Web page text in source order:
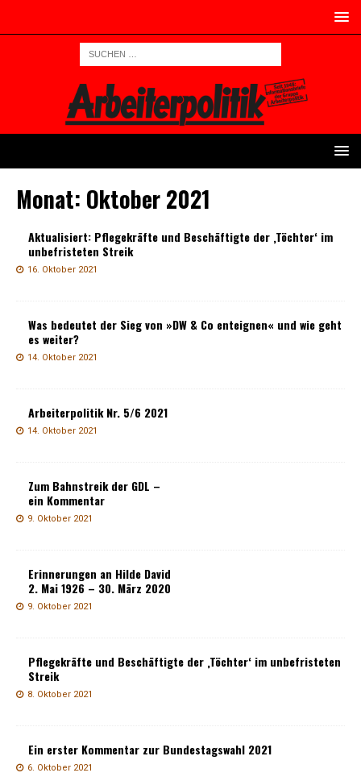
Monat: Oktober 2021
Aktualisiert: Pflegekräfte und Beschäftigte der ‚Töchter‘ im
unbefristeten Streik
16. Oktober 2021
Was bedeutet der Sieg von »DW & Co enteignen« und wie geht
es weiter?
14. Oktober 2021
Arbeiterpolitik Nr. 5/6 2021
14. Oktober 2021
Zum Bahnstreik der GDL –
ein Kommentar
9. Oktober 2021
Erinnerungen an Hilde David
2. Mai 1926 – 30. März 2020
9. Oktober 2021
Pflegekräfte und Beschäftigte der ‚Töchter‘ im unbefristeten
Streik
8. Oktober 2021
Ein erster Kommentar zur Bundestagswahl 2021
6. Oktober 2021